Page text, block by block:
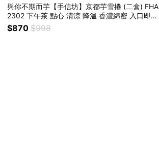
與你不期而芋【手信坊】京都芋雪捲 (二盒) FHA
2302 下午茶 點心 清涼 降溫 香濃綿密 入口即化
美味分享 伴手禮 送禮推薦
$870 $998